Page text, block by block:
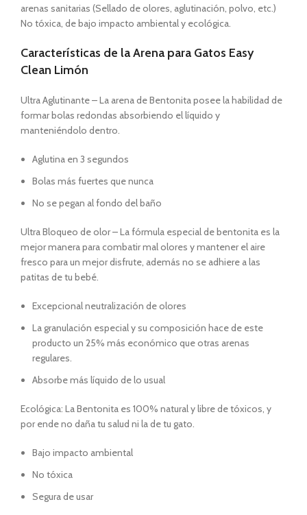
arenas sanitarias (Sellado de olores, aglutinación, polvo, etc.)
No tóxica, de bajo impacto ambiental y ecológica.
Características de la Arena para Gatos Easy
Clean Limón
Ultra Aglutinante – La arena de Bentonita posee la habilidad de
formar bolas redondas absorbiendo el líquido y
manteniéndolo dentro.
Aglutina en 3 segundos
Bolas más fuertes que nunca
No se pegan al fondo del baño
Ultra Bloqueo de olor – La fórmula especial de bentonita es la
mejor manera para combatir mal olores y mantener el aire
fresco para un mejor disfrute, además no se adhiere a las
patitas de tu bebé.
Excepcional neutralización de olores
La granulación especial y su composición hace de este
producto un 25% más económico que otras arenas
regulares.
Absorbe más líquido de lo usual
Ecológica: La Bentonita es 100% natural y libre de tóxicos, y
por ende no daña tu salud ni la de tu gato.
Bajo impacto ambiental
No tóxica
Segura de usar